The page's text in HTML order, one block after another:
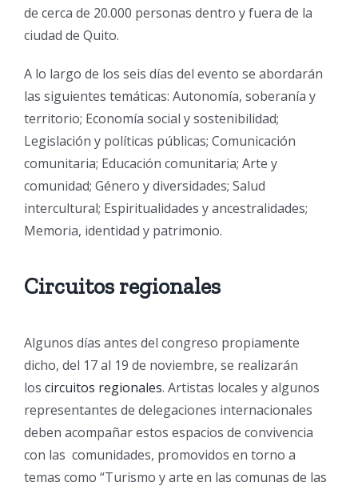
de cerca de 20.000 personas dentro y fuera de la
ciudad de Quito.
A lo largo de los seis días del evento se abordarán
las siguientes temáticas: Autonomía, soberanía y
territorio; Economía social y sostenibilidad;
Legislación y políticas públicas; Comunicación
comunitaria; Educación comunitaria; Arte y
comunidad; Género y diversidades; Salud
intercultural; Espiritualidades y ancestralidades;
Memoria, identidad y patrimonio.
Circuitos regionales
Algunos días antes del congreso propiamente
dicho, del 17 al 19 de noviembre, se realizarán
los circuitos regionales. Artistas locales y algunos
representantes de delegaciones internacionales
deben acompañar estos espacios de convivencia
con las comunidades, promovidos en torno a
temas como “Turismo y arte en las comunas de las